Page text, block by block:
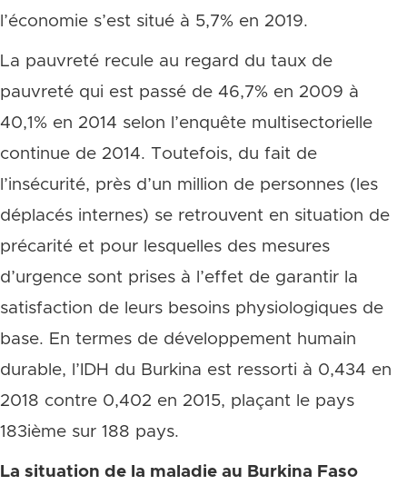
l’économie s’est situé à 5,7% en 2019.
La pauvreté recule au regard du taux de
pauvreté qui est passé de 46,7% en 2009 à
40,1% en 2014 selon l’enquête multisectorielle
continue de 2014. Toutefois, du fait de
l’insécurité, près d’un million de personnes (les
déplacés internes) se retrouvent en situation de
précarité et pour lesquelles des mesures
d’urgence sont prises à l’effet de garantir la
satisfaction de leurs besoins physiologiques de
base. En termes de développement humain
durable, l’IDH du Burkina est ressorti à 0,434 en
2018 contre 0,402 en 2015, plaçant le pays
183ième sur 188 pays.
La situation de la maladie au Burkina Faso